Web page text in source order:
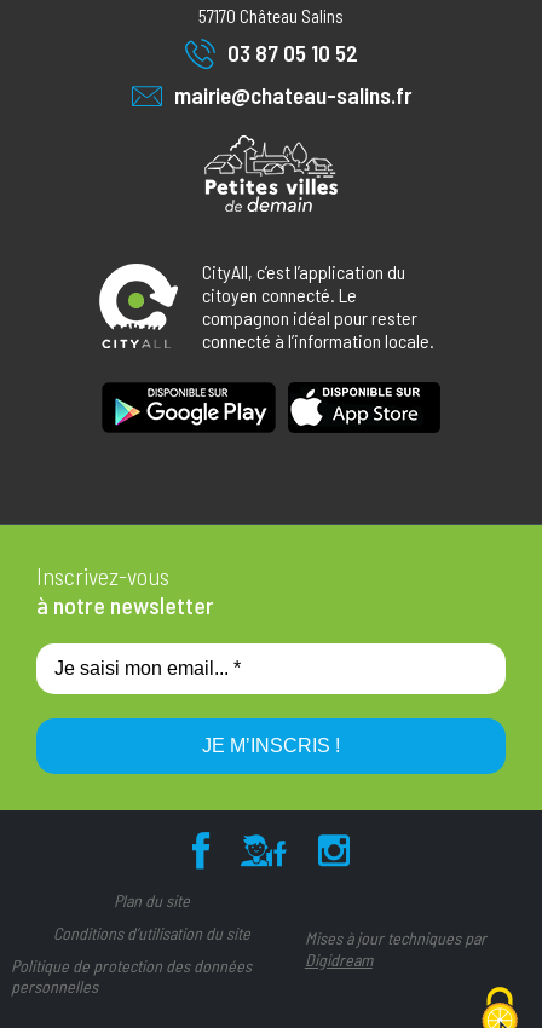
57170 Château Salins
03 87 05 10 52
mairie@chateau-salins.fr
CityAll, c’est l’application du
citoyen connecté. Le
compagnon idéal pour rester
connecté à l’information locale.
Inscrivez-vous
à notre newsletter
Plan du site
Conditions d’utilisation du site
Politique de protection des données
personnelles
Mises à jour techniques par
Digidream